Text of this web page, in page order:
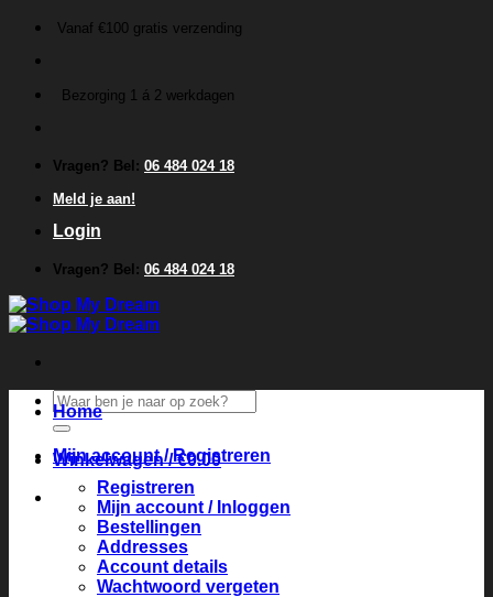
inhoud
Vanaf €100 gratis verzending
Bezorging 1 á 2 werkdagen
Vragen? Bel: 06 484 024 18
Meld je aan!
Login
Vragen? Bel: 06 484 024 18
Zoeken
naar:
Winkelwagen /€0.00
Home
Mijn account / Registreren
Registreren
Mijn account / Inloggen
Bestellingen
Addresses
Account details
Wachtwoord vergeten